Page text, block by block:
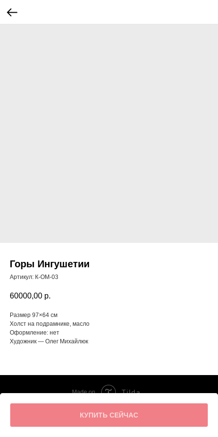
Горы Ингушетии
Артикул: К-ОМ-03
60000,00 р.
КУПИТЬ СЕЙЧАС
Размер 97×64 см
Холст на подрамнике, масло
Оформление: нет
Художник — Олег Михайлюк
Made on Tilda